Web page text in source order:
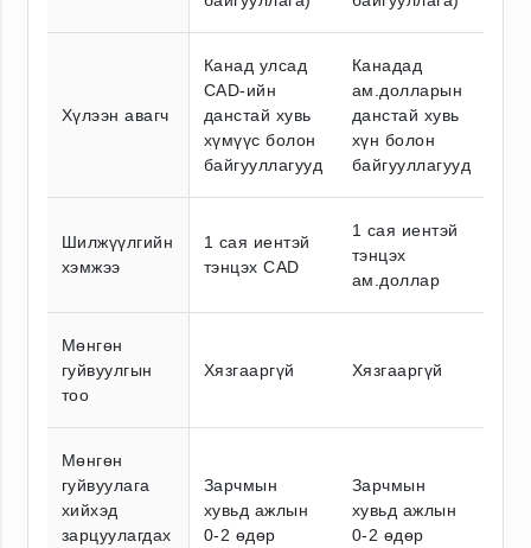
Хүлээн авагч
Канад улсад
CAD-ийн
данстай хувь
хүмүүс болон
байгууллагууд
Канадад
ам.долларын
данстай хувь
хүн болон
байгууллагууд
Шилжүүлгийн
хэмжээ
1 сая иентэй
тэнцэх CAD
1 сая иентэй
тэнцэх
ам.доллар
Мөнгөн
гуйвуулгын
тоо
Хязгааргүй Хязгааргүй
Мөнгөн
гуйвуулага
хийхэд
зарцуулагдах
Зарчмын
хувьд ажлын
0-2 өдөр
Зарчмын
хувьд ажлын
0-2 өдөр